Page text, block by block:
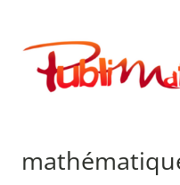
contenu
Publimath